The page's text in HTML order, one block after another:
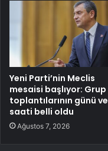
Yeni Parti’nin Meclis
mesaisi başlıyor: Grup
toplantılarının günü ve
saati belli oldu
Ağustos 7, 2026